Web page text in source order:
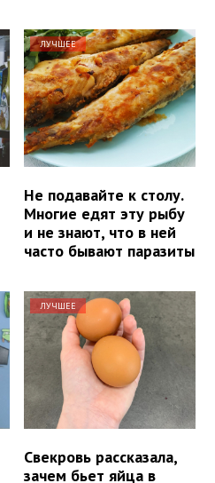
ЛУЧШЕЕ
Не подавайте к столу.
Многие едят эту рыбу
и не знают, что в ней
часто бывают паразиты
ЛУЧШЕЕ
Свекровь рассказала,
зачем бьет яйца в